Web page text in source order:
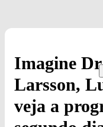
Imagine
Larsson,
veja a